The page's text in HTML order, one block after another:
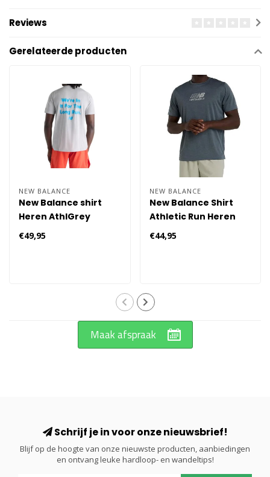
Reviews
Gerelateerde producten
NEW BALANCE
New Balance shirt
Heren AthlGrey
€49,95
NEW BALANCE
New Balance Shirt
Athletic Run Heren
€44,95
Maak afspraak
Schrijf je in voor onze nieuwsbrief!
Blijf op de hoogte van onze nieuwste producten, aanbiedingen
en ontvang leuke hardloop- en wandeltips!